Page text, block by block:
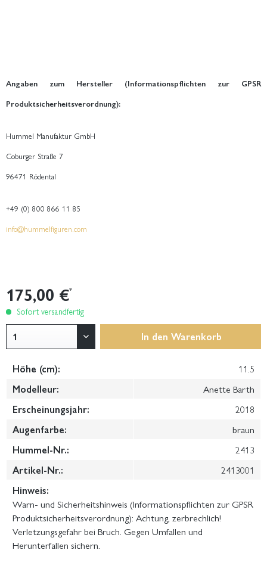
Angaben zum Hersteller (Informationspflichten zur GPSR
Produktsicherheitsverordnung):
Hummel Manufaktur GmbH
Coburger Straße 7
96471 Rödental
+49 (0) 800 866 11 85
info@hummelfiguren.com
175,00 €*
Sofort versandfertig
In den Warenkorb
Höhe (cm):
11.5
Modelleur:
Anette Barth
Erscheinungsjahr:
2018
Augenfarbe:
braun
Hummel-Nr.:
2413
Artikel-Nr.:
2413001
Hinweis:
Warn- und Sicherheitshinweis (Informationspflichten zur GPSR
Produktsicherheitsverordnung): Achtung, zerbrechlich!
Verletzungsgefahr bei Bruch. Gegen Umfallen und
Herunterfallen sichern.